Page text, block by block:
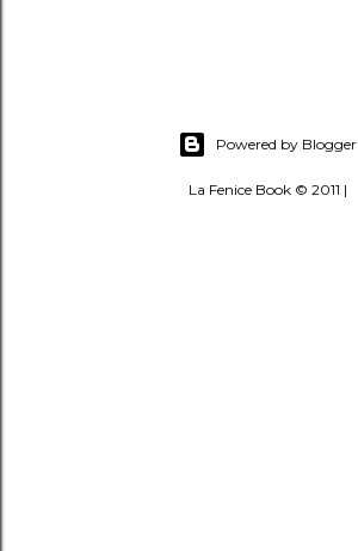
Powered by Blogger
La Fenice Book © 2011 |